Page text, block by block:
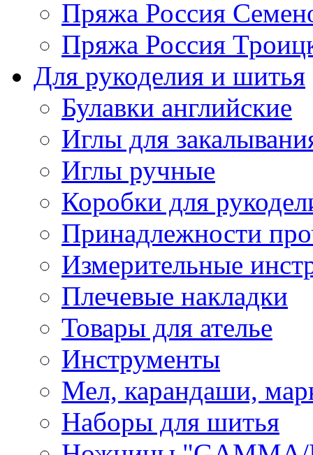
Пряжа Россия
Пряжа Россия
Для рукоделия и шитья
Булавки английские
Иглы для
Иглы ручные
Коробки для
Принадлежности
Измерительные
Плечевые накладки
Товары для ателье
Инструменты
Мел, карандаши,
Наборы для шитья